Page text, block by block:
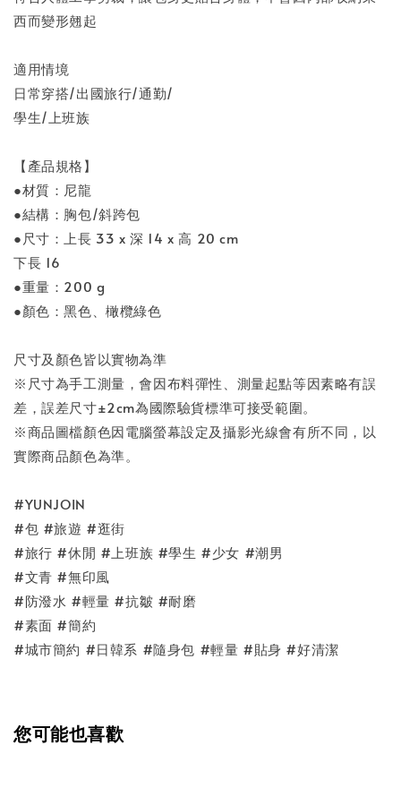
西而變形翹起
適用情境
日常穿搭/出國旅行/通勤/
學生/上班族
【產品規格】
●材質：尼龍
●結構：胸包/斜跨包
●尺寸：上長 33 x 深 14 x 高 20 cm
下長 16
●重量：200 g
●顏色：黑色、橄欖綠色
尺寸及顏色皆以實物為準
※尺寸為手工測量，會因布料彈性、測量起點等因素略有誤
差，誤差尺寸±2cm為國際驗貨標準可接受範圍。
※商品圖檔顏色因電腦螢幕設定及攝影光線會有所不同，以
實際商品顏色為準。
#YUNJOIN
#包 #旅遊 #逛街
#旅行 #休閒 #上班族 #學生 #少女 #潮男
#文青 #無印風
#防潑水 #輕量 #抗皺 #耐磨
#素面 #簡約
#城市簡約 #日韓系 #隨身包 #輕量 #貼身 #好清潔
您可能也喜歡